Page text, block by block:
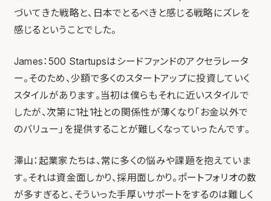
づいてきた戦略と、日本でとるべきと感じる戦略にズレを
感じるということでした。
James：500 Startupsはシードファンドのアクセラレータ
ー。そのため、少額で多くのスタートアップに投資していく
スタイルがあります。当初は僕らもそれに近いスタイルで
したが、次第に1社1社との関係性が薄くなり「お金以外で
のバリュー」を提供することが難しくなっていったんです。
澤山：起業家たちは、常に多くの悩みや課題を抱えていま
す。それは資金面しかり、採用面しかり。ポートフォリオの数
が多すぎると、そういった手厚いサポートをするのは難しく